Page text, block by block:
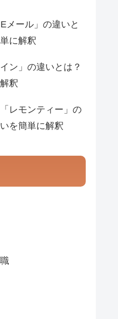
メール」の違いと
に解釈
ン」の違いとは？
釈
レモンティー」の
を簡単に解釈